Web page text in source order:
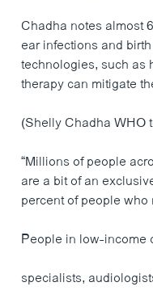
Chadha notes almost
ear infections and
technologies, such as
therapy can mitigate
(Shelly Chadha WHO
“Millions of people
are a bit of an
percent of people
People in low-income
specialists,